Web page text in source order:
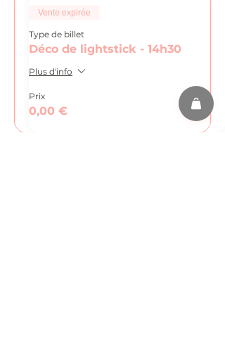
Vente expirée
Type de billet
Déco de lightstick - 14h30
Plus d'info
Prix
0,00 €